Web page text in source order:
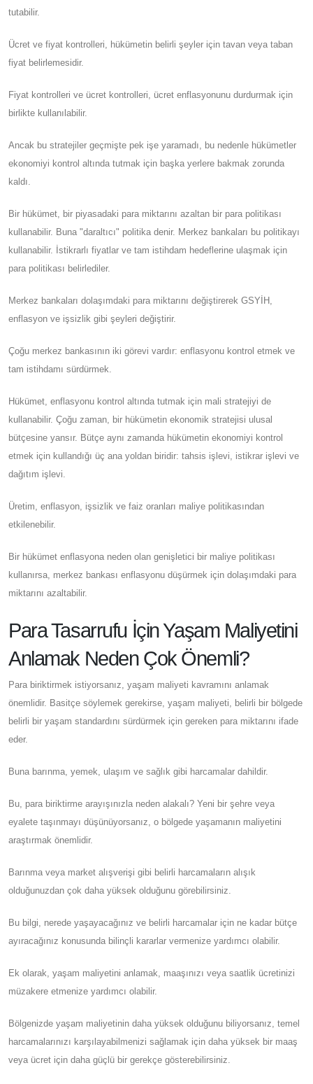
tutabilir.
Ücret ve fiyat kontrolleri, hükümetin belirli şeyler için tavan veya taban
fiyat belirlemesidir.
Fiyat kontrolleri ve ücret kontrolleri, ücret enflasyonunu durdurmak için
birlikte kullanılabilir.
Ancak bu stratejiler geçmişte pek işe yaramadı, bu nedenle hükümetler
ekonomiyi kontrol altında tutmak için başka yerlere bakmak zorunda
kaldı.
Bir hükümet, bir piyasadaki para miktarını azaltan bir para politikası
kullanabilir. Buna "daraltıcı" politika denir. Merkez bankaları bu politikayı
kullanabilir. İstikrarlı fiyatlar ve tam istihdam hedeflerine ulaşmak için
para politikası belirlediler.
Merkez bankaları dolaşımdaki para miktarını değiştirerek GSYİH,
enflasyon ve işsizlik gibi şeyleri değiştirir.
Çoğu merkez bankasının iki görevi vardır: enflasyonu kontrol etmek ve
tam istihdamı sürdürmek.
Hükümet, enflasyonu kontrol altında tutmak için mali stratejiyi de
kullanabilir. Çoğu zaman, bir hükümetin ekonomik stratejisi ulusal
bütçesine yansır. Bütçe aynı zamanda hükümetin ekonomiyi kontrol
etmek için kullandığı üç ana yoldan biridir: tahsis işlevi, istikrar işlevi ve
dağıtım işlevi.
Üretim, enflasyon, işsizlik ve faiz oranları maliye politikasından
etkilenebilir.
Bir hükümet enflasyona neden olan genişletici bir maliye politikası
kullanırsa, merkez bankası enflasyonu düşürmek için dolaşımdaki para
miktarını azaltabilir.
Para Tasarrufu İçin Yaşam Maliyetini
Anlamak Neden Çok Önemli?
Para biriktirmek istiyorsanız, yaşam maliyeti kavramını anlamak
önemlidir. Basitçe söylemek gerekirse, yaşam maliyeti, belirli bir bölgede
belirli bir yaşam standardını sürdürmek için gereken para miktarını ifade
eder.
Buna barınma, yemek, ulaşım ve sağlık gibi harcamalar dahildir.
Bu, para biriktirme arayışınızla neden alakalı? Yeni bir şehre veya
eyalete taşınmayı düşünüyorsanız, o bölgede yaşamanın maliyetini
araştırmak önemlidir.
Barınma veya market alışverişi gibi belirli harcamaların alışık
olduğunuzdan çok daha yüksek olduğunu görebilirsiniz.
Bu bilgi, nerede yaşayacağınız ve belirli harcamalar için ne kadar bütçe
ayıracağınız konusunda bilinçli kararlar vermenize yardımcı olabilir.
Ek olarak, yaşam maliyetini anlamak, maaşınızı veya saatlik ücretinizi
müzakere etmenize yardımcı olabilir.
Bölgenizde yaşam maliyetinin daha yüksek olduğunu biliyorsanız, temel
harcamalarınızı karşılayabilmenizi sağlamak için daha yüksek bir maaş
veya ücret için daha güçlü bir gerekçe gösterebilirsiniz.